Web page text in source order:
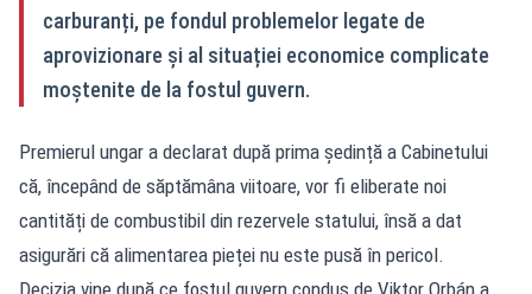
carburanți, pe fondul problemelor legate de
aprovizionare și al situației economice complicate
moștenite de la fostul guvern.
Premierul ungar a declarat după prima ședință a Cabinetului
că, începând de săptămâna viitoare, vor fi eliberate noi
cantități de combustibil din rezervele statului, însă a dat
asigurări că alimentarea pieței nu este pusă în pericol.
Decizia vine după ce fostul guvern condus de Viktor Orbán a